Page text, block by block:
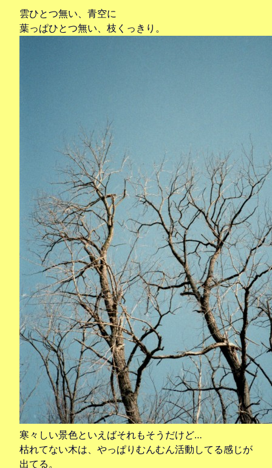
雲ひとつ無い、青空に
葉っぱひとつ無い、枝くっきり。
寒々しい景色といえばそれもそうだけど…
枯れてない木は、やっぱりむんむん活動してる感じが
出てる。